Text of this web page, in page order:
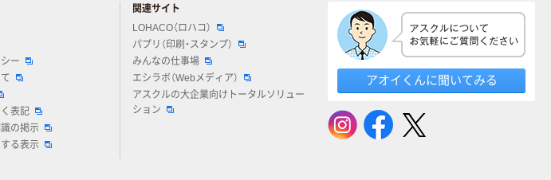
ー
表記
の掲示
る表示
関連サイト
LOHACO（ロハコ）
パプリ（印刷・スタンプ）
みんなの仕事場
エシラボ（Webメディア）
アスクルの大企業向けトータルソリュー
ション
アオイくんに聞いてみる